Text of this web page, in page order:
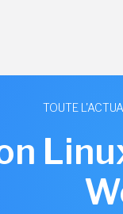
TOUTE